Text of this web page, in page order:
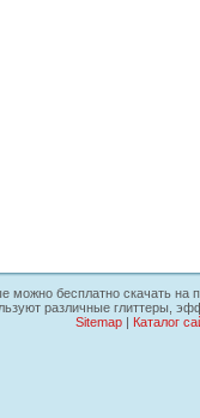
бесплатно скачать на
различные глиттеры,
Sitemap| Каталог